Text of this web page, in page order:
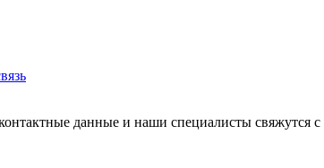
данные и наши специалисты свяжутся